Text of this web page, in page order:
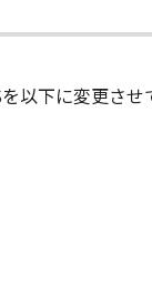
下に変更させ